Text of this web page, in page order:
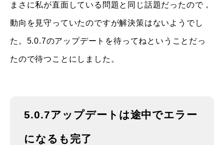
まさに私が直面している問題と同じ話題だったので，
動向を見守っていたのですが解決策はないようでし
た。5.0.7のアップデートを待ってねということだっ
たので待つことにしました。
5.0.7アップデートは途中でエラー
になるも完了